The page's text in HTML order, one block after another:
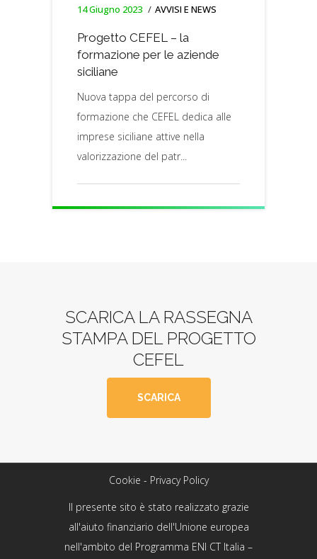
14 Giugno 2023 AVVISI E NEWS
Progetto CEFEL – la
formazione per le aziende
siciliane
Nuova tappa del percorso di
formazione che CEFEL dedica alle
imprese siciliane attive nella
valorizzazione del patr...
SCARICA LA RASSEGNA
STAMPA DEL PROGETTO
CEFEL
SCARICA
Cookie - Privacy Policy
Il presente sito è stato realizzato grazie
all'aiuto finanziario dell'Unione europea
nell'ambito del Programma ENI CT Italia –